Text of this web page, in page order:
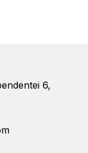
6,